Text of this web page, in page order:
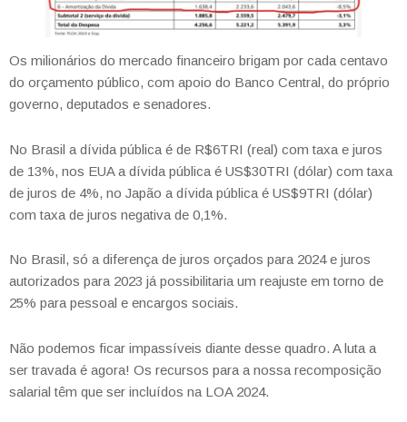
Os milionários do mercado financeiro brigam por cada centavo
do orçamento público, com apoio do Banco Central, do próprio
governo, deputados e senadores.
No Brasil a dívida pública é de R$6TRI (real) com taxa e juros
de 13%, nos EUA a dívida pública é US$30TRI (dólar) com taxa
de juros de 4%, no Japão a dívida pública é US$9TRI (dólar)
com taxa de juros negativa de 0,1%.
No Brasil, só a diferença de juros orçados para 2024 e juros
autorizados para 2023 já possibilitaria um reajuste em torno de
25% para pessoal e encargos sociais.
Não podemos ficar impassíveis diante desse quadro. A luta a
ser travada é agora! Os recursos para a nossa recomposição
salarial têm que ser incluídos na LOA 2024.